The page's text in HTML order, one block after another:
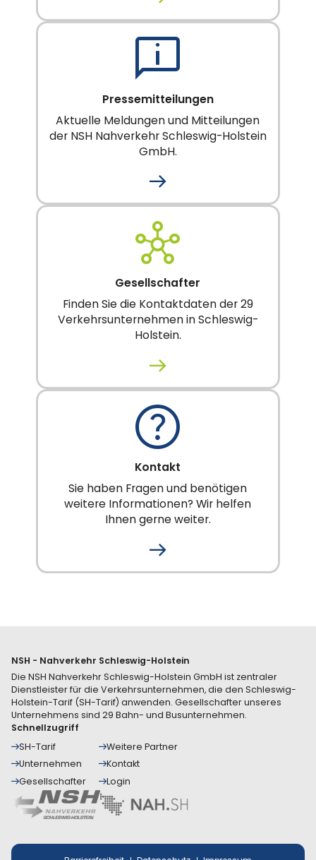
Pressemitteilungen
Aktuelle Meldungen und Mitteilungen
der NSH Nahverkehr Schleswig-Holstein
GmbH.
Gesellschafter
Finden Sie die Kontaktdaten der 29
Verkehrsunternehmen in Schleswig-
Holstein.
Kontakt
Sie haben Fragen und benötigen
weitere Informationen? Wir helfen
Ihnen gerne weiter.
NSH - Nahverkehr Schleswig-Holstein
Die NSH Nahverkehr Schleswig-Holstein GmbH ist zentraler
Dienstleister für die Verkehrsunternehmen, die den Schleswig-
Holstein-Tarif (SH-Tarif) anwenden. Gesellschafter unseres
Unternehmens sind 29 Bahn- und Busunternehmen.
Schnellzugriff
SH-Tarif
Unternehmen
Gesellschafter
Weitere Partner
Kontakt
Login